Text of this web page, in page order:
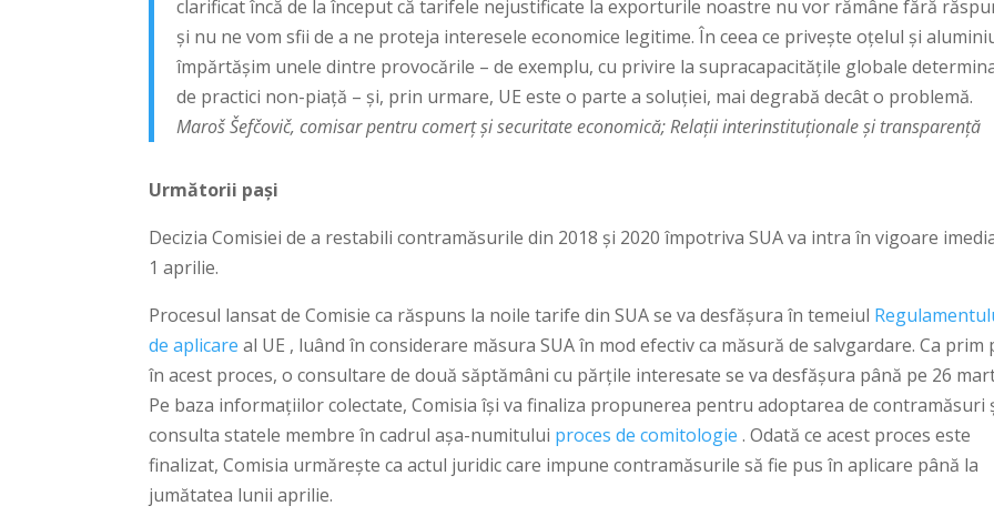
clarificat încă de la început că tarifele nejustificate la exporturile noastre nu vor rămâne fără
și nu ne vom sfii de a ne proteja interesele economice legitime. În ceea ce privește oțelul și
împărtășim unele dintre provocările – de exemplu, cu privire la supracapacitățile globale
de practici non-piață – și, prin urmare, UE este o parte a soluției, mai degrabă decât o problemă.
Maroš Šefčovič, comisar pentru comerț și securitate economică; Relații interinstituționale și transparență
Următorii pași
Decizia Comisiei de a restabili contramăsurile din 2018 și 2020 împotriva SUA va intra în vigoare
1 aprilie.
Procesul lansat de Comisie ca răspuns la noile tarife din SUA se va desfășura în temeiul
de aplicare al UE , luând în considerare măsura SUA în mod efectiv ca măsură de salvgardare. Ca prim
în acest proces, o consultare de două săptămâni cu părțile interesate se va desfășura până pe 26
Pe baza informațiilor colectate, Comisia își va finaliza propunerea pentru adoptarea de contramăsuri
consulta statele membre în cadrul așa-numitului proces de comitologie . Odată ce acest proces este
finalizat, Comisia urmărește ca actul juridic care impune contramăsurile să fie pus în aplicare până la
jumătatea lunii aprilie.